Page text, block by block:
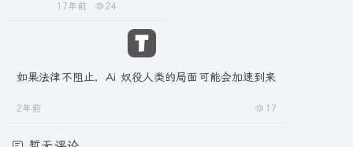
17年前 24
如果法律不阻止，Ai 奴役人类的局面可能会加速到来
2年前 17